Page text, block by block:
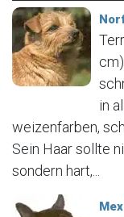
in
weizenfarben,
Sein Haar sollte
sondern hart,...